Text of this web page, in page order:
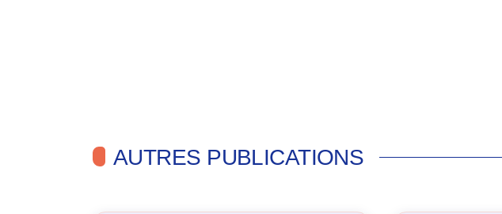
AUTRES PUBLICATIONS